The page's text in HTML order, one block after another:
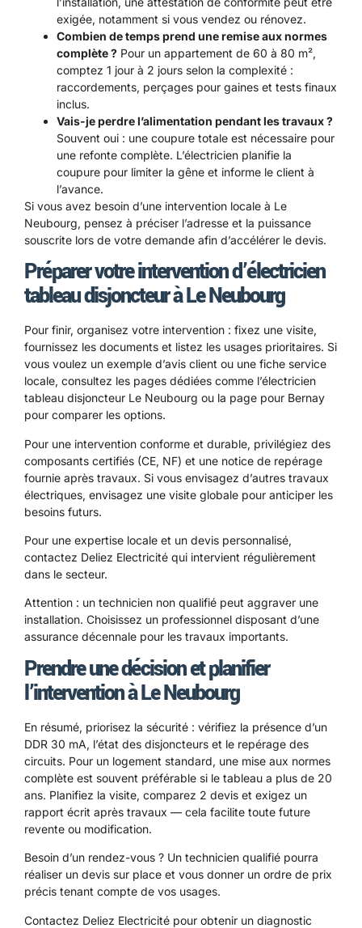
exigée, notamment si vous vendez ou rénovez.
Combien de temps prend une remise aux normes
complète ? Pour un appartement de 60 à 80 m²,
comptez 1 jour à 2 jours selon la complexité :
raccordements, perçages pour gaines et tests finaux
inclus.
Vais-je perdre l’alimentation pendant les travaux ?
Souvent oui : une coupure totale est nécessaire pour
une refonte complète. L’électricien planifie la
coupure pour limiter la gêne et informe le client à
l’avance.
Si vous avez besoin d’une intervention locale à Le
Neubourg, pensez à préciser l’adresse et la puissance
souscrite lors de votre demande afin d’accélérer le devis.
Préparer votre intervention d’électricien
tableau disjoncteur à Le Neubourg
Pour finir, organisez votre intervention : fixez une visite,
fournissez les documents et listez les usages prioritaires. Si
vous voulez un exemple d’avis client ou une fiche service
locale, consultez les pages dédiées comme l’électricien
tableau disjoncteur Le Neubourg ou la page pour Bernay
pour comparer les options.
Pour une intervention conforme et durable, privilégiez des
composants certifiés (CE, NF) et une notice de repérage
fournie après travaux. Si vous envisagez d’autres travaux
électriques, envisagez une visite globale pour anticiper les
besoins futurs.
Pour une expertise locale et un devis personnalisé,
contactez Deliez Electricité qui intervient régulièrement
dans le secteur.
Attention : un technicien non qualifié peut aggraver une
installation. Choisissez un professionnel disposant d’une
assurance décennale pour les travaux importants.
Prendre une décision et planifier
l’intervention à Le Neubourg
En résumé, priorisez la sécurité : vérifiez la présence d’un
DDR 30 mA, l’état des disjoncteurs et le repérage des
circuits. Pour un logement standard, une mise aux normes
complète est souvent préférable si le tableau a plus de 20
ans. Planifiez la visite, comparez 2 devis et exigez un
rapport écrit après travaux — cela facilite toute future
revente ou modification.
Besoin d’un rendez-vous ? Un technicien qualifié pourra
réaliser un devis sur place et vous donner un ordre de prix
précis tenant compte de vos usages.
Contactez Deliez Electricité pour obtenir un diagnostic